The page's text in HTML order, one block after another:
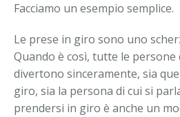
Facciamo un esempio semplice.
Le prese in giro sono uno
Quando è così, tutte le
divertono sinceramente, sia
giro, sia la persona di cui si
prendersi in giro è anche un